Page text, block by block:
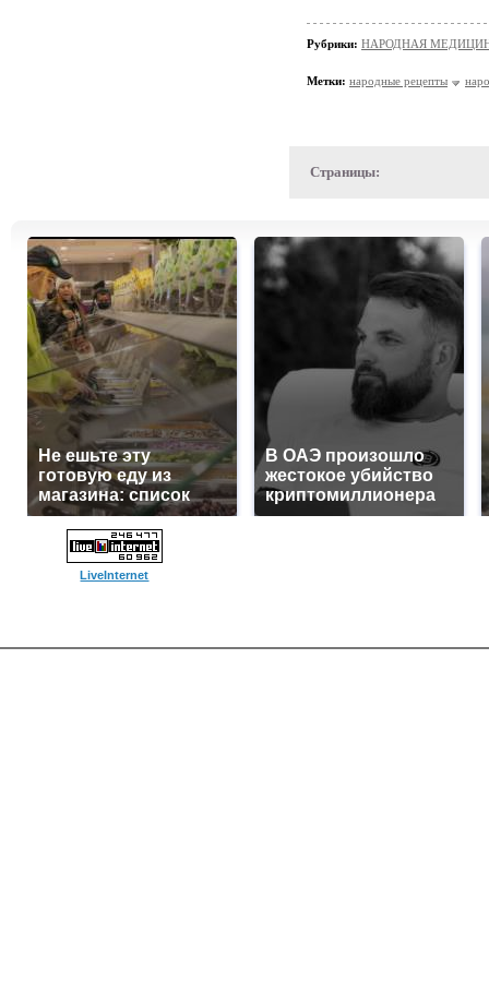
Рубрики: НАРОДНАЯ
Метки: народные рецепты
Страницы:
Не ешьте эту
готовую еду из
магазина: список
В ОАЭ произошло
жестокое убийство
криптомиллионера
LiveInternet